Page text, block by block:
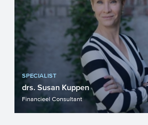
SPECIALIST
drs. Susan Kuppen
Financieel Consultant